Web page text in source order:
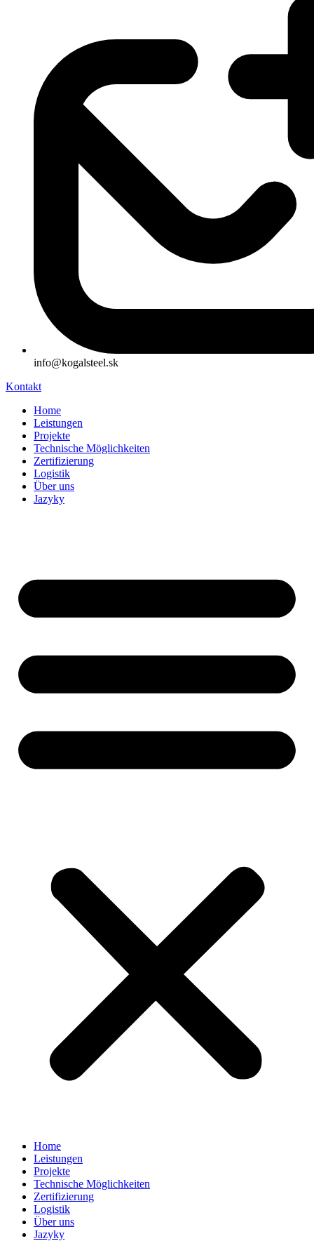
info@kogalsteel.sk
Kontakt
Home
Leistungen
Projekte
Technische Möglichkeiten
Zertifizierung
Logistik
Über uns
Jazyky
Home
Leistungen
Projekte
Technische Möglichkeiten
Zertifizierung
Logistik
Über uns
Jazyky